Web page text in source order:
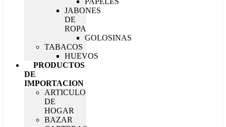
JABONES
DE
ROPA
GOLOSINAS
TABACOS
HUEVOS
PRODUCTOS
DE
IMPORTACION
ARTICULO
DE
HOGAR
BAZAR